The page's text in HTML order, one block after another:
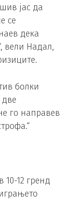
јас да
се
дека
вели Надал,
болки
го направев
10-12 гренд